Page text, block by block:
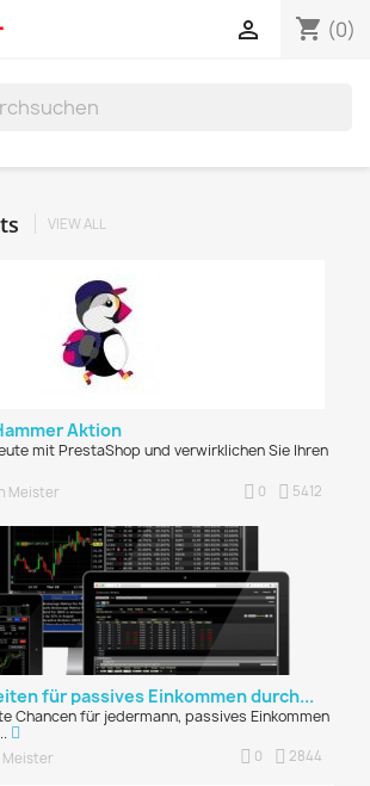
shopping_cart (0)

VIEW ALL
Aktion
mit PrestaShop und verwirklichen Sie Ihren
Meister 5412
0
für passives Einkommen durch...
Chancen für jedermann, passives Einkommen
Meister 2844
0